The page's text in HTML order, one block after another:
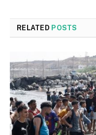
RELATED POSTS